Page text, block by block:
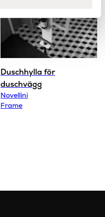
Duschhylla för
duschvägg
Novellini
Frame